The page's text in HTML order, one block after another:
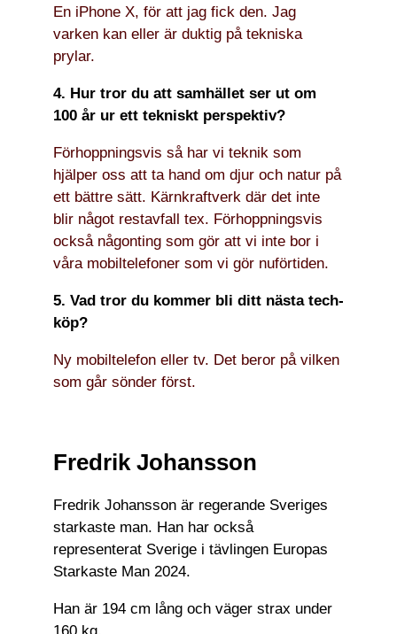
En iPhone X, för att jag fick den. Jag
varken kan eller är duktig på tekniska
prylar.
4. Hur tror du att samhället ser ut om
100 år ur ett tekniskt perspektiv?
Förhoppningsvis så har vi teknik som
hjälper oss att ta hand om djur och natur på
ett bättre sätt. Kärnkraftverk där det inte
blir något restavfall tex. Förhoppningsvis
också någonting som gör att vi inte bor i
våra mobiltelefoner som vi gör nuförtiden.
5. Vad tror du kommer bli ditt nästa tech-
köp?
Ny mobiltelefon eller tv. Det beror på vilken
som går sönder först.
Fredrik Johansson
Fredrik Johansson är regerande Sveriges
starkaste man. Han har också
representerat Sverige i tävlingen Europas
Starkaste Man 2024.
Han är 194 cm lång och väger strax under